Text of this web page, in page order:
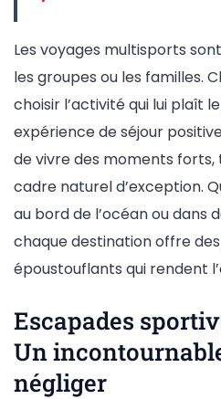
Les voyages multisports
les groupes ou les familles.
choisir l’activité qui lui plaît
expérience de séjour
de vivre des moments
cadre naturel d’exception.
au bord de l’océan ou dans
chaque destination offre
époustouflants qui rendent
Escapades
Un
négliger